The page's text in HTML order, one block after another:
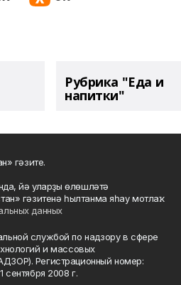
Рубрика "Еда и
напитки"
гәзите.
йә уларҙы өлөшләтә
гәзитенә һылтанма яһау мотлаҡ.
данных
службой по надзору в сфере
и массовых
Регистрационный номер:
2008 г.